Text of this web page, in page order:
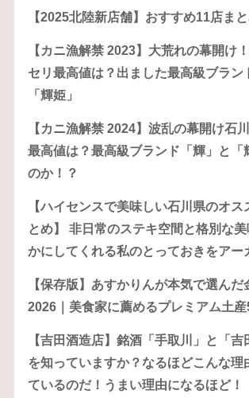
【2025北陸新店舗】おすすめ11店ま
【カニ漁解禁 2023】大荒れの幕開け
セリ最高値は？出ました最高級ブラン
「輝姫」
【カニ漁解禁 2024】波乱の幕開け石
最高値は？最高級ブランド「輝」と「
のか！？
【ハイセンスで美味しい石川県のオス
とめ】 非日常のステキ空間と格別な
かにしてくれる私のとっておきをアー
【保存版】あすかりんが本気で選んだ
2026｜美食家に薦めるプレミアム土
【吉田酒造店】銘酒「手取川」と「吉
を知っていますか？なるほどこんな理
ているのだ！うまい理由になるほど！